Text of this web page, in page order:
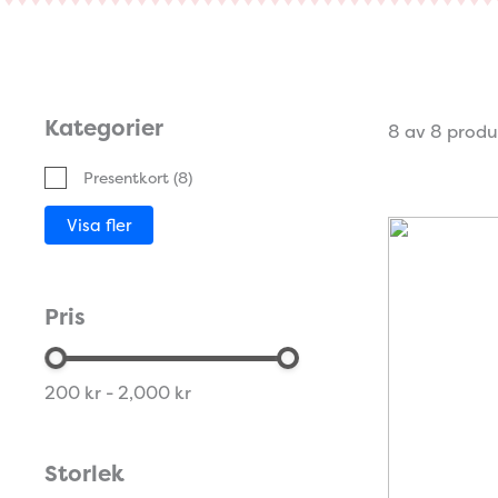
Kategorier
Presentkort (8)
Visa fler
Pris
200 kr - 2,000 kr
Storlek
8 av 8